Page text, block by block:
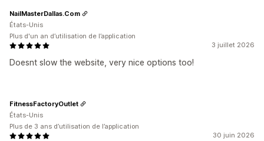
3 juillet 2026
Doesnt slow the website, very nice options too!
NailMasterDallas.Com
États-Unis
Plus d'un an d’utilisation de l’application
30 juin 2026
FitnessFactoryOutlet
États-Unis
Plus de 3 ans d’utilisation de l’application